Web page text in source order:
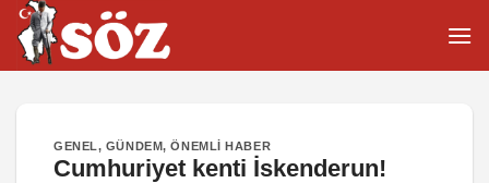
İçeriğe
atla
GENEL, GÜNDEM,ÖNEMLI HABER
Cumhuriyet kenti İskenderun!